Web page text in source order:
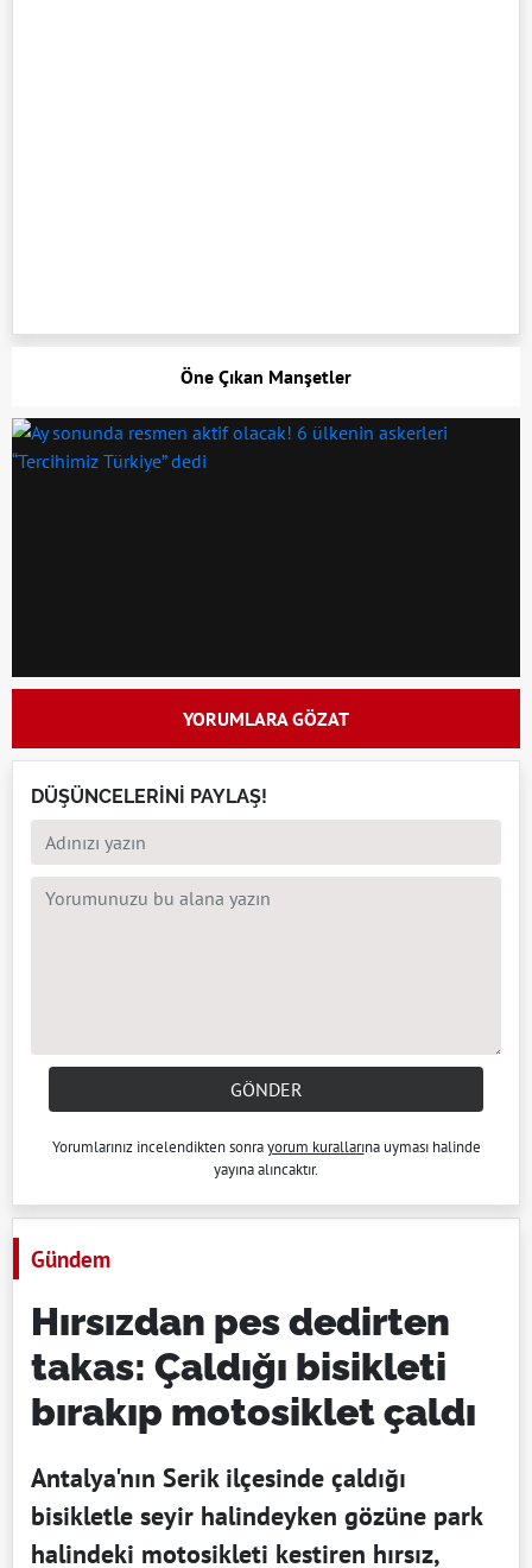
Öne Çıkan Manşetler
YORUMLARA GÖZAT
DÜŞÜNCELERİNİ PAYLAŞ!
GÖNDER
Yorumlarınız incelendikten sonrayorum kurallarına uyması halinde
yayına alıncaktır.
Gündem
Hırsızdan pes dedirten
takas: Çaldığı bisikleti
bırakıp motosiklet çaldı
Antalya'nın Serik ilçesinde çaldığı
bisikletle seyir halindeyken gözüne park
halindeki motosikleti kestiren hırsız,